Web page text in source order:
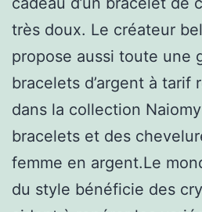
très doux. Le créateur
propose aussi toute une
bracelets d’argent à tarif
dans la collection
bracelets et des
femme en argent.Le
du style bénéficie des